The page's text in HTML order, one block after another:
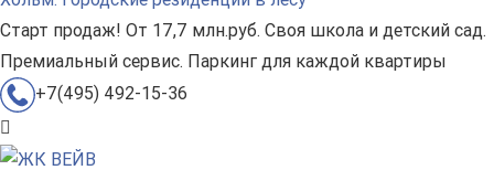
Старт продаж! От 17,7 млн.руб. Своя школа и детский сад.
Премиальный сервис. Паркинг для каждой квартиры
+7(495) 492-15-36